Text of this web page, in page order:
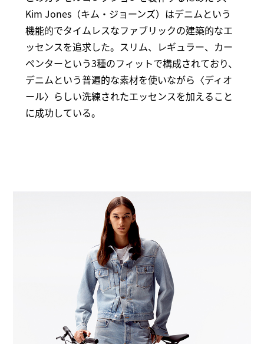
Kim Jones（キム・ジョーンズ）はデニムという
機能的でタイムレスなファブリックの建築的なエ
ッセンスを追求した。スリム、レギュラー、カー
ペンターという3種のフィットで構成されており、
デニムという普遍的な素材を使いながら〈ディオ
ール〉らしい洗練されたエッセンスを加えること
に成功している。